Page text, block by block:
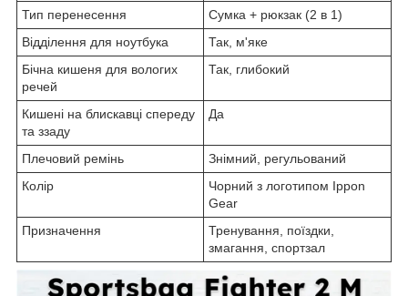
Тип перенесення
Сумка + рюкзак (2 в 1)
Відділення для ноутбука
Так, м'яке
Бічна кишеня для вологих
речей
Так, глибокий
Кишені на блискавці спереду
та ззаду
Да
Плечовий ремінь
Знімний, регульований
Колір
Чорний з логотипом Ippon
Gear
Призначення
Тренування, поїздки,
змагання, спортзал